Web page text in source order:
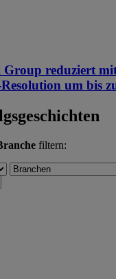
reduziert
um bis
filtern: